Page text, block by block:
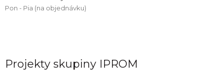
Pon - Pia (na objednávku)
Projekty skupiny IPROM